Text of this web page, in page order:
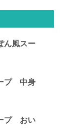
ん風スー
プ 中身
プ おい